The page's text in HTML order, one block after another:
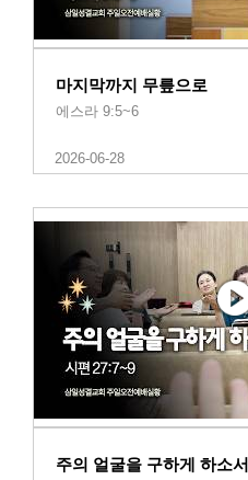
마지막까지 무릎으로
에스라 9:5~6
2026-06-28
주의 얼굴을 구하게 하소서